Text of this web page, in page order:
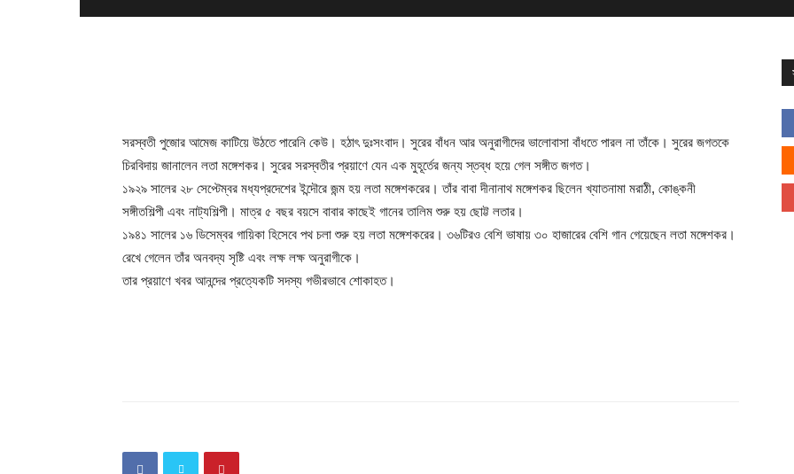
সরস্বতী পুজোর আমেজ কাটিয়ে উঠতে পারেনি কেউ। হঠাৎ দুঃসংবাদ। সুরের বাঁধন আর অনুরাগীদের ভালোবাসা বাঁধতে পারল না তাঁকে। সুরের জগতকে
চিরবিদায় জানালেন লতা মঙ্গেশকর। সুরের সরস্বতীর প্রয়াণে যেন এক মুহূর্তের জন্য স্তব্ধ হয়ে গেল সঙ্গীত জগত।
১৯২৯ সালের ২৮ সেপ্টেম্বর মধ্যপ্রদেশের ইন্দৌরে জন্ম হয় লতা মঙ্গেশকরের। তাঁর বাবা দীনানাথ মঙ্গেশকর ছিলেন খ্যাতনামা মরাঠী, কোঙ্কনী
সঙ্গীতশিল্পী এবং নাট্যশিল্পী। মাত্র ৫ বছর বয়সে বাবার কাছেই গানের তালিম শুরু হয় ছোট্ট লতার।
১৯৪১ সালের ১৬ ডিসেম্বর গায়িকা হিসেবে পথ চলা শুরু হয় লতা মঙ্গেশকরের। ৩৬টিরও বেশি ভাষায় ৩০ হাজারের বেশি গান গেয়েছেন লতা মঙ্গেশকর।
রেখে গেলেন তাঁর অনবদ্য সৃষ্টি এবং লক্ষ লক্ষ অনুরাগীকে।
তার প্রয়াণে খবর আনন্দের প্রত্যেকটি সদস্য গভীরভাবে শোকাহত।